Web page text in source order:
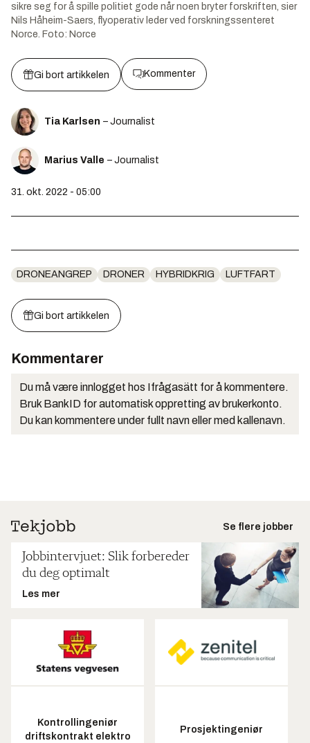
sikre seg for å spille politiet gode når noen bryter forskriften, sier
Nils Håheim-Saers, flyoperativ leder ved forskningssenteret
Norce. Foto: Norce
Gi bort artikkelen Kommenter
Tia Karlsen – Journalist
Marius Valle – Journalist
31. okt. 2022 - 05:00
DRONEANGREP DRONER HYBRIDKRIG LUFTFART
Gi bort artikkelen
Kommentarer
Du må være innlogget hos Ifrågasätt for å kommentere.
Bruk BankID for automatisk oppretting av brukerkonto.
Du kan kommentere under fullt navn eller med kallenavn.
Se flere jobber
Jobbintervjuet: Slik forbereder
du deg optimalt
Les mer
Kontrollingeniør
driftskontrakt elektro
Prosjektingeniør